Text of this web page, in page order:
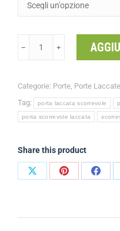
﹣ ﹢
Categorie: Porte, Porte Laccate
Tag:
porta laccata scorrevole
porta scorrevole laccata
Share this product